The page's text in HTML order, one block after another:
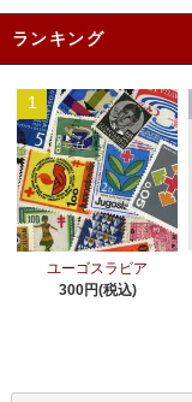
ランキング
1
ユーゴスラビア
300円(税込)